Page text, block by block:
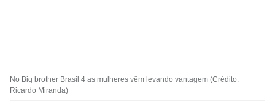
No Big brother Brasil 4 as mulheres vêm levando vantagem (Crédito:
Ricardo Miranda)